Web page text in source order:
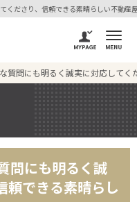
ださり、信頼できる素晴らしい不動産
問にも明るく誠実に対応してく
にも明るく誠
頼できる素晴らし